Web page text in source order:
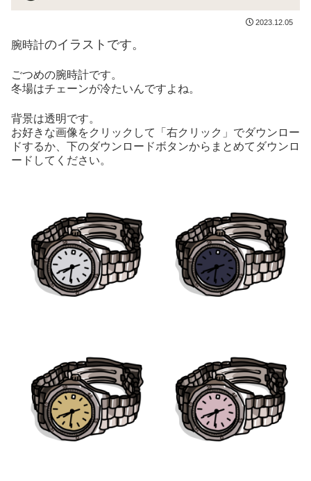
2023.12.05
腕時計のイラストです。
ごつめの腕時計です。
冬場はチェーンが冷たいんですよね。
背景は透明です。
お好きな画像をクリックして「右クリック」でダウンロー
ドするか、下のダウンロードボタンからまとめてダウンロ
ードしてください。